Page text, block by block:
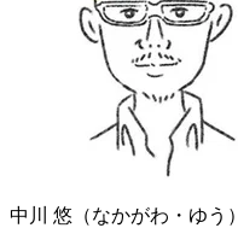
中川 悠（なかがわ・ゆう）